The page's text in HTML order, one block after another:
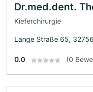
Dr.med.dent.
Kieferchirurgie
Lange Straße 65,
0.0 (0